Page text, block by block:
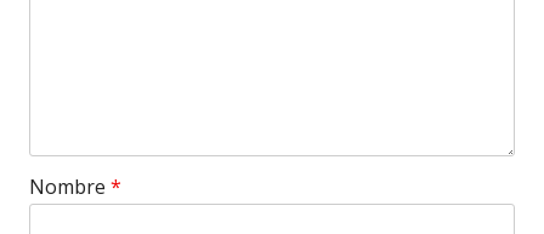
Nombre *